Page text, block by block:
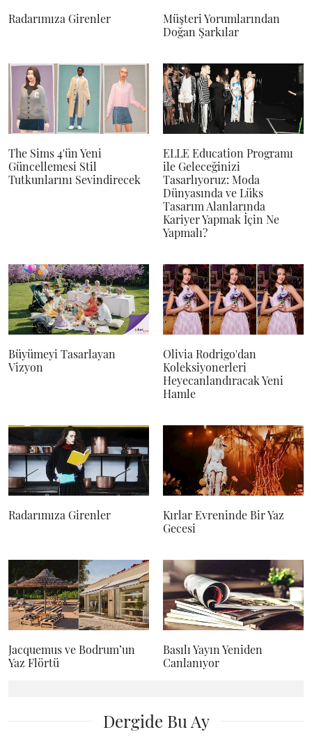
Radarımıza Girenler
Müşteri Yorumlarından
Doğan Şarkılar
The Sims 4'ün Yeni
Güncellemesi Stil
Tutkunlarını Sevindirecek
ELLE Education Programı
ile Geleceğinizi
Tasarlıyoruz: Moda
Dünyasında ve Lüks
Tasarım Alanlarında
Kariyer Yapmak İçin Ne
Yapmalı?
Büyümeyi Tasarlayan
Vizyon
Olivia Rodrigo'dan
Koleksiyonerleri
Heyecanlandıracak Yeni
Hamle
Radarımıza Girenler
Kırlar Evreninde Bir Yaz
Gecesi
Jacquemus ve Bodrum’un
Yaz Flörtü
Basılı Yayın Yeniden
Canlanıyor
Dergide Bu Ay